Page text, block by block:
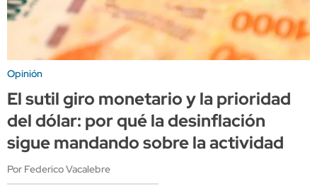
Opinión
El sutil giro monetario y la prioridad
del dólar: por qué la desinflación
sigue mandando sobre la actividad
Por Federico Vacalebre